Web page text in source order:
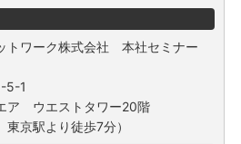
トワーク株式会社 本社セミナー
5-1
ア ウエストタワー20階
東京駅より徒歩7分）